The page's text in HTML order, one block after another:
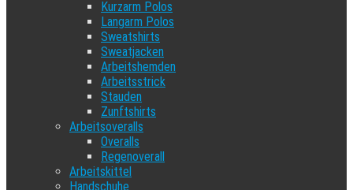
Kurzarm Polos
Langarm Polos
Sweatshirts
Sweatjacken
Arbeitshemden
Arbeitsstrick
Stauden
Zunftshirts
Arbeitsoveralls
Overalls
Regenoverall
Arbeitskittel
Handschuhe